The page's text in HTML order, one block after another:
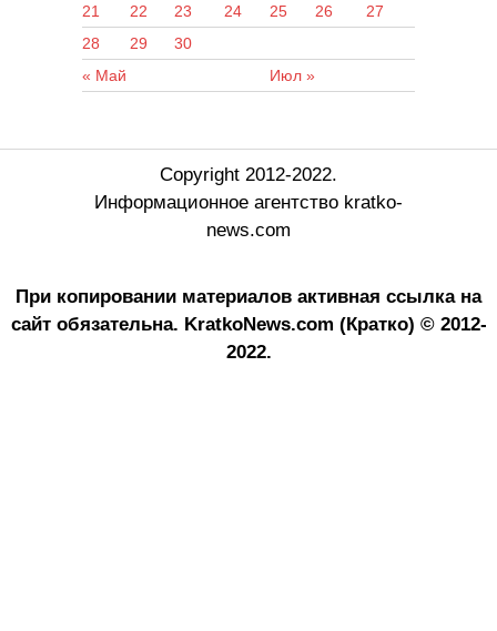
« Май Июл »
21
22 23 24 25 26
27
28
29 30
Copyright 2012-2022.
Информационное агентство kratko-
news.com
При копировании материалов активная ссылка на
сайт обязательна. KratkoNews.com (Кратко) © 2012-
2022.